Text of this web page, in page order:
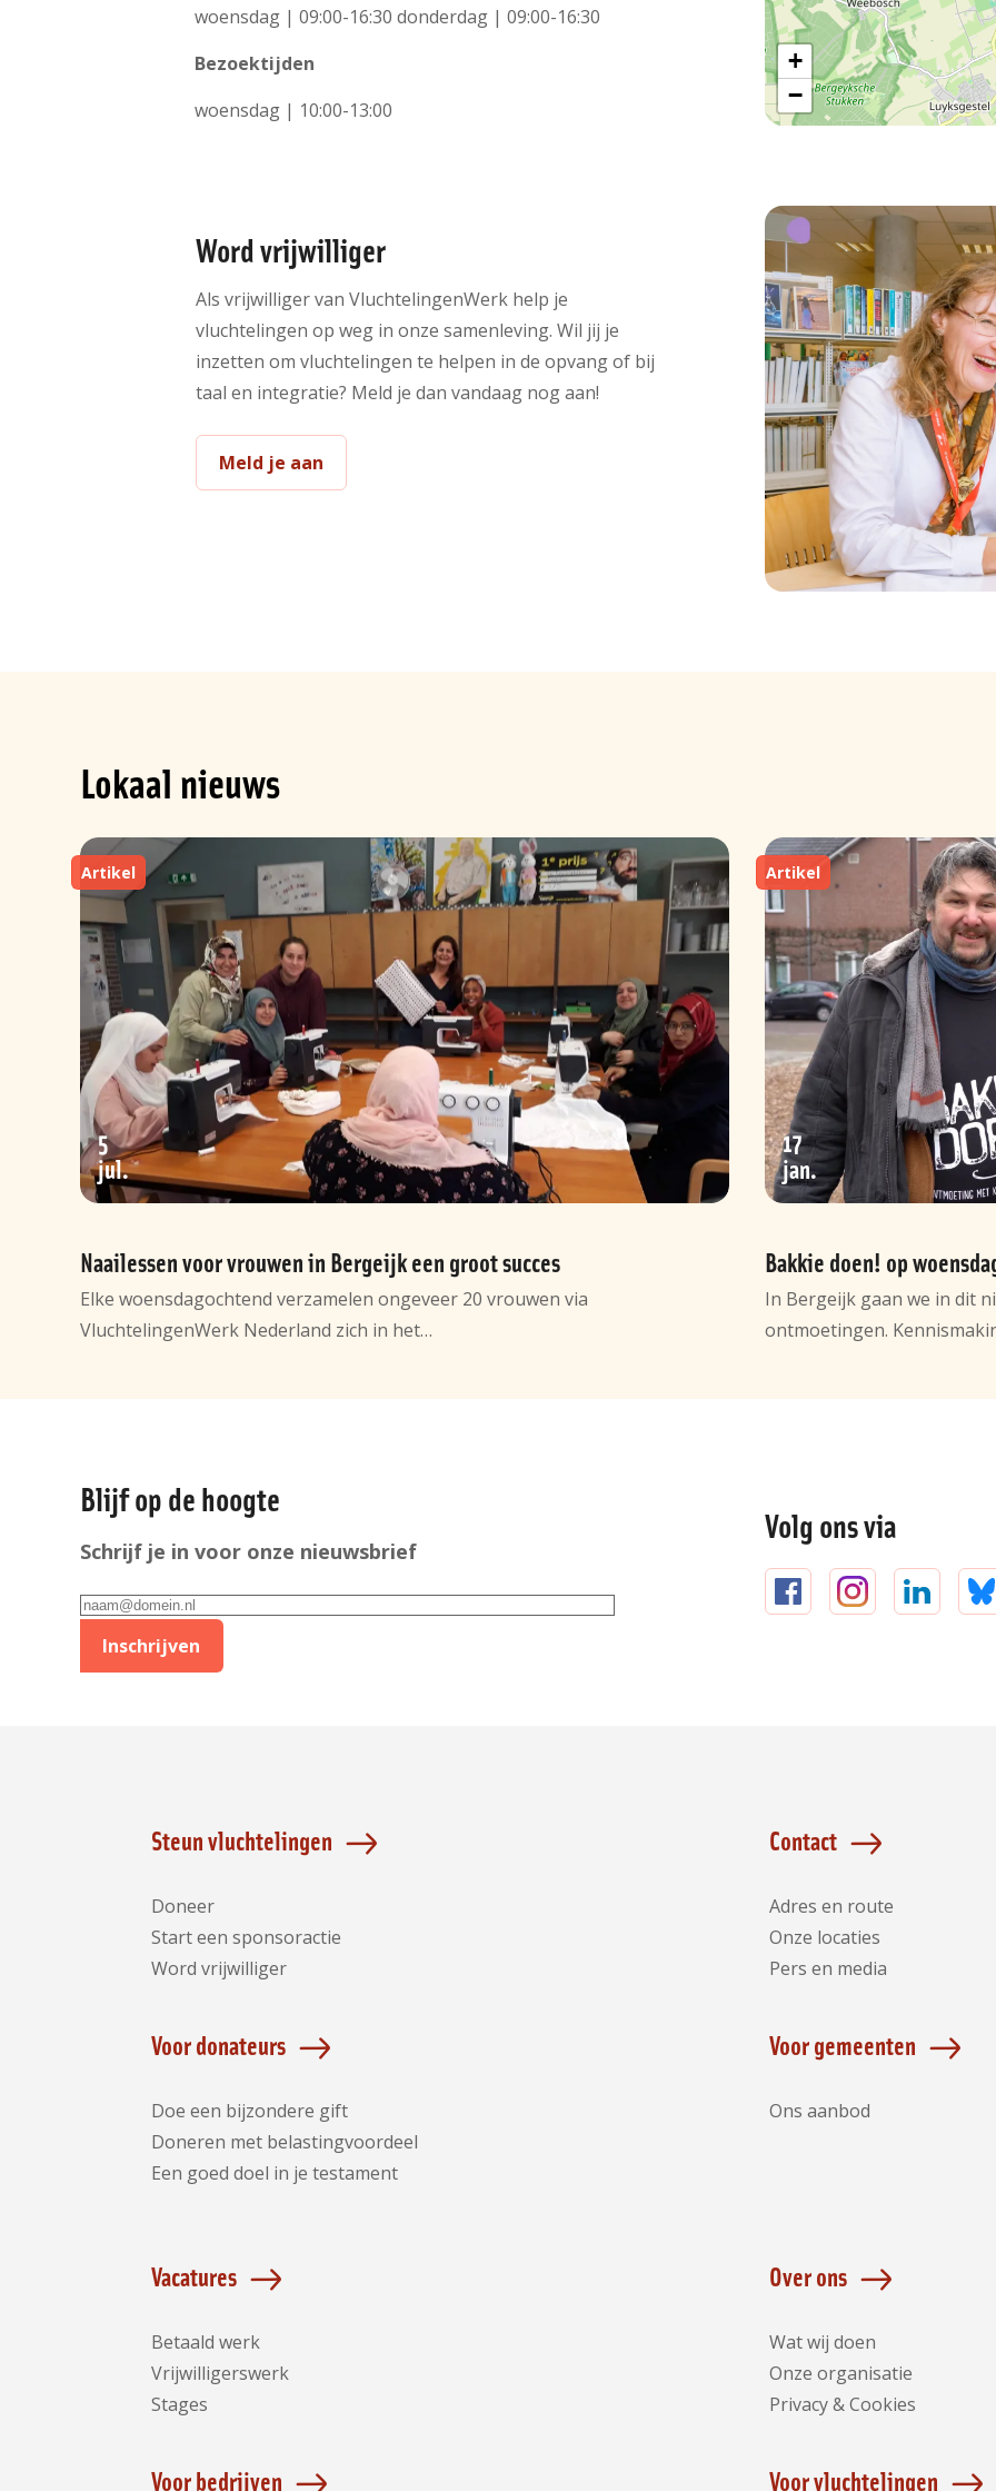
woensdag | 09:00-16:30 donderdag | 09:00-16:30
Bezoektijden
woensdag | 10:00-13:00
+
−
Word vrijwilliger
Als vrijwilliger van VluchtelingenWerk help je
vluchtelingen op weg in onze samenleving. Wil jij je
inzetten om vluchtelingen te helpen in de opvang of bij
taal en integratie? Meld je dan vandaag nog aan!
Meld je aan
Lokaal nieuws
Naailessen voor vrouwen in Bergeijk een groot succes
Artikel
5
jul
Elke woensdagochtend verzamelen ongeveer 20 vrouwen via
VluchtelingenWerk Nederland zich in het…
Bakkie doen! op
Artikel
17
jan
In Bergeijk gaan we in dit
ontmoetingen.
informatieBlijf op de hoogte
Schrijf je in voor onze nieuwsbrief
E-
mailadres
Inschrijven
Volg ons via
Volg
Volg
Volg
Steun vluchtelingen
Doneer
Start een sponsoractie
Word vrijwilliger
Voor donateurs
Doe een bijzondere gift
Doneren met belastingvoordeel
Een goed doel in je testament
Contact
Adres en route
Onze locaties
Pers en media
Voor gemeenten
Ons aanbod
Vacatures
Betaald werk
Vrijwilligerswerk
Stages
Voor bedrijven
Over ons
Wat wij doen
Onze organisatie
Privacy & Cookies
Voor vluchtelingen